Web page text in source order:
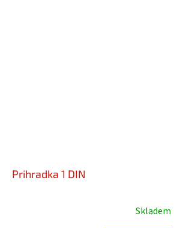
Prihradka 1 DIN
Skladem